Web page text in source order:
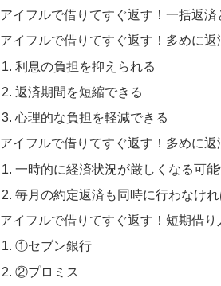
アイフルで借りてすぐ返す！一括返
アイフルで借りてすぐ返す！多めに
利息の負担を抑えられる
返済期間を短縮できる
心理的な負担を軽減できる
アイフルで借りてすぐ返す！多めに返
一時的に経済状況が厳しくなる可
毎月の約定返済も同時に行わなけ
アイフルで借りてすぐ返す！短期借
①セブン銀行
②プロミス